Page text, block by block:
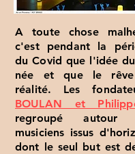
A toute chose
c'est pendant la
du Covid que l'idée
née et que le rêve
réalité. Les
BOULAN et
regroupé
musiciens issus
dont le seul but est